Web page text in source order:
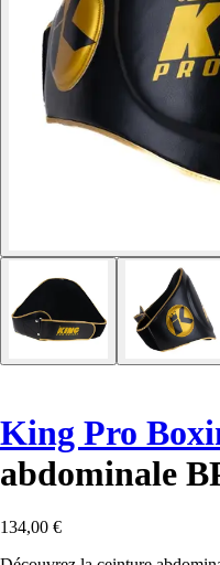
King Pro
abdominale
134,00 €